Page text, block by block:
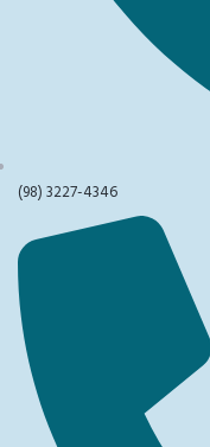
(98) 3227-4346